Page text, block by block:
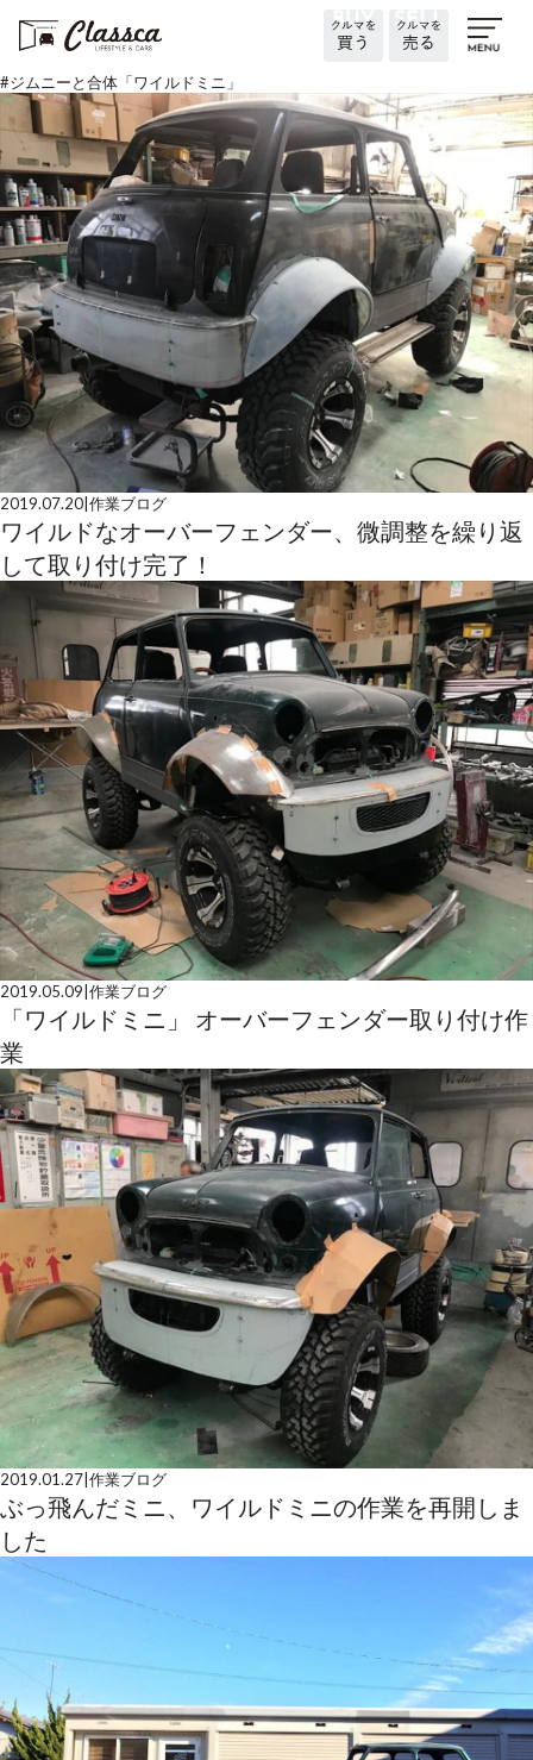
#ジムニーと合体「ワイルドミニ」
2019.07.20 作業ブログ
ワイルドなオーバーフェンダー、微調整を繰り返
して取り付け完了！
2019.05.09 作業ブログ
「ワイルドミニ」 オーバーフェンダー取り付け作
業
2019.01.27 作業ブログ
ぶっ飛んだミニ、ワイルドミニの作業を再開しま
した